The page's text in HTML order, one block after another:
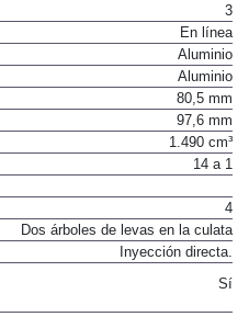
3
En línea
Aluminio
Aluminio
80,5 mm
97,6 mm
1.490 cm³
14 a 1
4
Dos árboles de levas en la culata
Inyección directa.
Sí